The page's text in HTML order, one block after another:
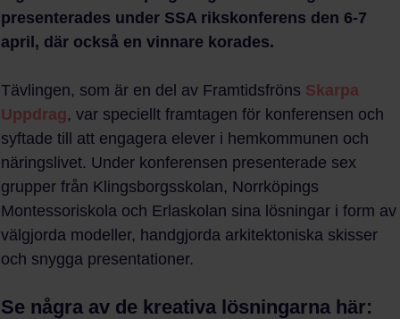
presenterades under SSA rikskonferens den 6-7
april, där också en vinnare korades.
Tävlingen, som är en del av Framtidsfröns Skarpa
Uppdrag, var speciellt framtagen för konferensen och
syftade till att engagera elever i hemkommunen och
näringslivet. Under konferensen presenterade sex
grupper från Klingsborgsskolan, Norrköpings
Montessoriskola och Erlaskolan sina lösningar i form av
välgjorda modeller, handgjorda arkitektoniska skisser
och snygga presentationer.
Se några av de kreativa lösningarna här: